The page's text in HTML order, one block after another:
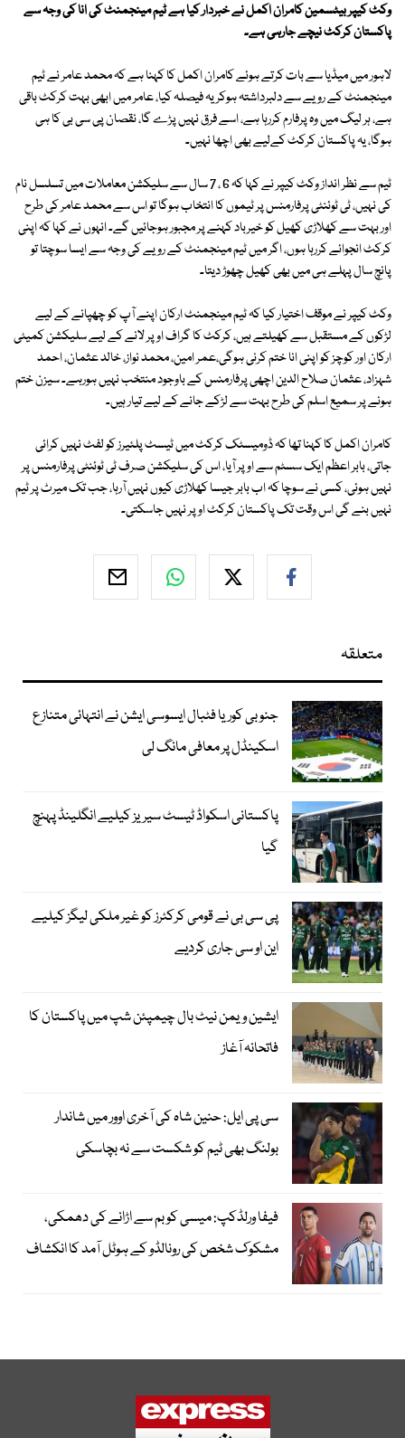
وکٹ کیپر بیٹسمین کامران اکمل نے خبردار کیا ہے ٹیم مینجمنٹ کی انا کی وجہ سے
پاکستان کرکٹ نیچے جارہی ہے۔
لاہور میں میڈیا سے بات کرتے ہوئے کامران اکمل کا کہنا ہے کہ محمد عامر نے ٹیم
مینجمنٹ کے رویے سے دلبرداشتہ ہوکر یہ فیصلہ کیا، عامر میں ابھی بہت کرکٹ باقی
ہے، ہر لیگ میں وہ پرفارم کررہا ہے، اسے فرق نہیں پڑے گا، نقصان پی سی بی کا ہی
ہوگا، یہ پاکستان کرکٹ کےلیے بھی اچھا نہیں۔
ٹیم سے نظر انداز وکٹ کیپر نے کہا کہ 6 ، 7 سال سے سلیکشن معاملات میں تسلسل نام
کی نہیں، ٹی ٹوئنٹی پرفارمنس پر ٹیموں کا انتخاب ہوگا تو اس سے محمد عامر کی طرح
اور بہت سے کھلاڑی کھیل کو خیرباد کہنے پر مجبور ہوجائیں گے۔ انہوں نے کہا کہ اپنی
کرکٹ انجوائے کررہا ہوں، اگر میں ٹیم مینجمنٹ کے رویے کی وجہ سے ایسا سوچتا تو
پانچ سال پہلے ہی میں بھی کھیل چھوڑ دیتا۔
وکٹ کیپر نے موقف اختیار کیا کہ ٹیم مینجمنٹ ارکان اپنے آپ کو چھپانے کے لیے
لڑکوں کے مستقبل سے کھیلتے ہیں، کرکٹ کا گراف اوپر لانے کے لیے سلیکشن کمیٹی
ارکان اور کوچز کو اپنی انا ختم کرنی ہوگی،عمر امین، محمد نواز، خالد عثمان، احمد
شہزاد، عثمان صلاح الدین اچھی پرفارمنس کے باوجود منتخب نہیں ہورہے۔ سیزن ختم
ہونے پر سمیع اسلم کی طرح بہت سے لڑکے جانے کے لیے تیار ہیں۔
کامران اکمل کا کہنا تھا کہ ڈومیسٹک کرکٹ میں ٹیسٹ پلئیرز کو لفٹ نہیں کرائی
جاتی، بابر اعظم ایک سسٹم سے اوپر آیا، اس کی سلیکشن صرف ٹی ٹوئنٹی پرفارمنس پر
نہیں ہوئی، کسی نے سوچا کہ اب بابر جیسا کھلاڑی کیوں نہیں آرہا، جب تک میرٹ پر ٹیم
نہیں بنے گی اس وقت تک پاکستان کرکٹ اوپر نہیں جاسکتی۔
متعلقہ
جنوبی کوریا فٹبال ایسوسی ایشن نے انتہائی متنازع
اسکینڈل پر معافی مانگ لی
پاکستانی اسکواڈ ٹیسٹ سیریز کیلیے انگلینڈ پہنچ
گیا
پی سی بی نے قومی کرکٹرز کو غیر ملکی لیگز کیلیے
این او سی جاری کردیے
ایشین ویمن نیٹ بال چیمپئن شپ میں پاکستان کا
فاتحانہ آغاز
سی پی ایل: حنین شاہ کی آخری اوور میں شاندار
بولنگ بھی ٹیم کو شکست سے نہ بچاسکی
فیفا ورلڈکپ: میسی کو بم سے اڑانے کی دھمکی،
مشکوک شخص کی رونالڈو کے ہوٹل آمد کا انکشاف